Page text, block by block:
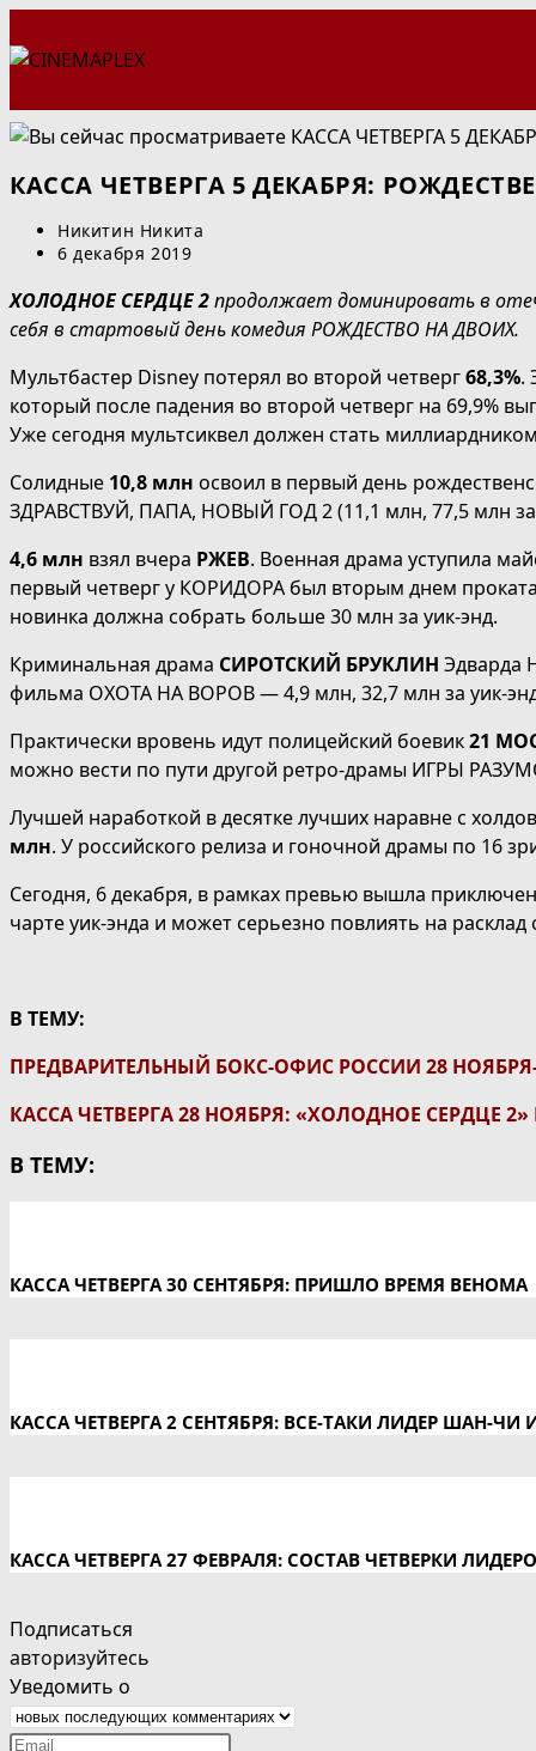
к
КАССА ЧЕТВЕРГА 5 ДЕКАБРЯ:
Автор
записи:
Никитин Никита
Запись
6 декабря 2019
ХОЛОДНОЕ СЕРДЦЕ 2продолжает доминировать в
себя в стартовый день комедия РОЖДЕСТВО НА ДВОИХ.
Мультбастер Disney потерял во второй четверг68,3%.
который после падения во второй четверг на 69,9%
Уже сегодня мультсиквел должен стать
Солидные 10,8 млн освоил в первый день
ЗДРАВСТВУЙ, ПАПА, НОВЫЙ ГОД 2 (11,1 млн, 77,5 млн за
4,6 млн взял вчера РЖЕВ. Военная драма уступила
первый четверг у КОРИДОРА был вторым днем
новинка должна собрать больше 30 млн за уик-энд.
Криминальная драма СИРОТСКИЙ БРУКЛИН Эдварда
фильма ОХОТА НА ВОРОВ — 4,9 млн, 32,7 млн за уик-
Практически вровень идут полицейский боевик21
можно вести по пути другой ретро-драмы ИГРЫ
Лучшей наработкой в десятке лучших наравне с
млн. У российского релиза и гоночной драмы по 16
Сегодня, 6 декабря, в рамках превью вышла
чарте уик-энда и может серьезно повлиять на
В ТЕМУ:
ПРЕДВАРИТЕЛЬНЫЙ БОКС-ОФИС РОССИИ 28
КАССА ЧЕТВЕРГА 28 НОЯБРЯ: «ХОЛОДНОЕ СЕРДЦЕ
В ТЕМУ:
КАССА ЧЕТВЕРГА 30 СЕНТЯБРЯ: ПРИШЛО ВРЕМЯ ВЕНОМА
КАССА ЧЕТВЕРГА 2 СЕНТЯБРЯ: ВСЕ-ТАКИ ЛИДЕР ШАН-ЧИ
КАССА ЧЕТВЕРГА 27 ФЕВРАЛЯ: СОСТАВ ЧЕТВЕРКИ
Подписаться
авторизуйтесь
Уведомить о